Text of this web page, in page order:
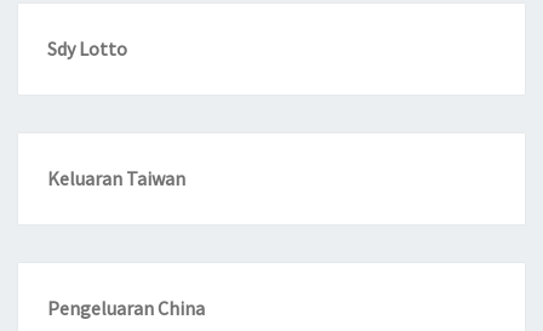
Sdy Lotto
Keluaran Taiwan
Pengeluaran China